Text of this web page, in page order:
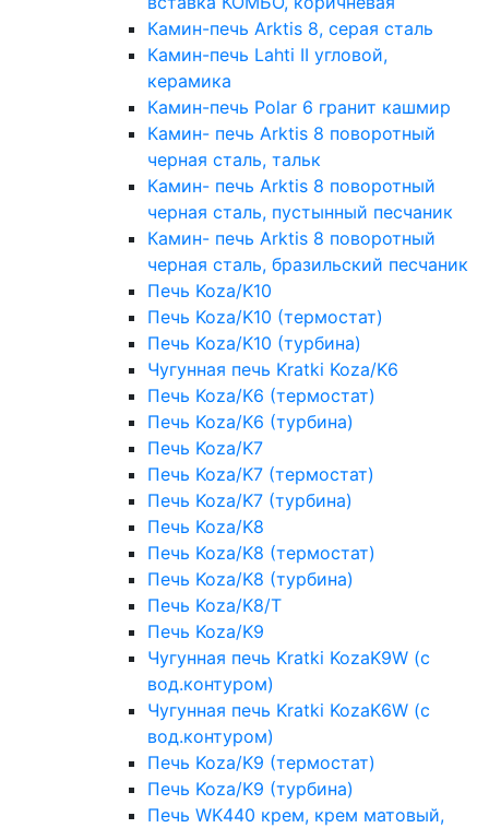
Камин-печь Arktis 8, серая сталь
Камин-печь Lahti II угловой,
керамика
Камин-печь Polar 6 гранит кашмир
Камин- печь Arktis 8 поворотный
черная сталь, тальк
Камин- печь Arktis 8 поворотный
черная сталь, пустынный песчаник
Камин- печь Arktis 8 поворотный
черная сталь, бразильский песчаник
Печь Koza/K10
Печь Koza/K10 (термостат)
Печь Koza/K10 (турбина)
Чугунная печь Kratki Koza/K6
Печь Koza/K6 (термостат)
Печь Koza/K6 (турбина)
Печь Koza/K7
Печь Koza/K7 (термостат)
Печь Koza/K7 (турбина)
Печь Koza/K8
Печь Koza/K8 (термостат)
Печь Koza/K8 (турбина)
Печь Koza/K8/T
Печь Koza/K9
Чугунная печь Kratki KozaK9W (c
вод.контуром)
Чугунная печь Kratki KozaK6W (c
вод.контуром)
Печь Koza/K9 (термостат)
Печь Koza/K9 (турбина)
Печь WK440 крем, крем матовый,